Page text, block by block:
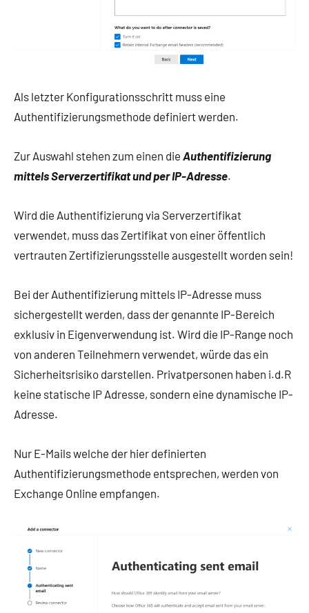
Als letzter Konfigurationsschritt muss eine
Authentifizierungsmethode definiert werden.
Zur Auswahl stehen zum einen die Authentifizierung
mittels Serverzertifikat und per IP-Adresse.
Wird die Authentifizierung via Serverzertifikat
verwendet, muss das Zertifikat von einer öffentlich
vertrauten Zertifizierungsstelle ausgestellt worden sein!
Bei der Authentifizierung mittels IP-Adresse muss
sichergestellt werden, dass der genannte IP-Bereich
exklusiv in Eigenverwendung ist. Wird die IP-Range noch
von anderen Teilnehmern verwendet, würde das ein
Sicherheitsrisiko darstellen. Privatpersonen haben i.d.R
keine statische IP Adresse, sondern eine dynamische IP-
Adresse.
Nur E-Mails welche der hier definierten
Authentifizierungsmethode entsprechen, werden von
Exchange Online empfangen.